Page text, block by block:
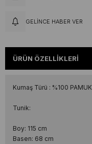
GELINCE HABER VER
ÜRÜN ÖZELLIKLERI
Kumaş Türü : %100 PAMUK
Tunik:
Boy: 115 cm
Basen: 68 cm